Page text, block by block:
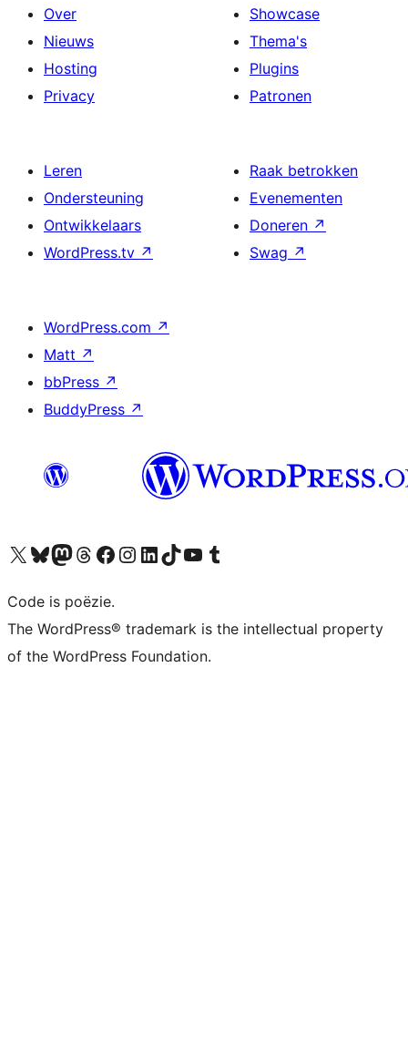
Over
Nieuws
Hosting
Privacy
Showcase
Thema's
Plugins
Patronen
Leren
Ondersteuning
Ontwikkelaars
WordPress.tv ↗
Raak betrokken
Evenementen
Doneren ↗
Swag ↗
WordPress.com ↗
Matt ↗
bbPress ↗
BuddyPress ↗
Bezoek ons X (voorheen Twitter) account
Bezoek ons Bluesky account
Bezoek ons Mastodon account
Bezoek ons Threads account
Onze Facebook pagina bezoeken
Bezoek ons Instagram account
Bezoek ons LinkedIn account
Bezoek ons TikTok account
Bezoek ons YouTube kanaalBezoek ons Tumblr account
Code is poëzie.
The WordPress® trademark is the intellectual property
of the WordPress Foundation.